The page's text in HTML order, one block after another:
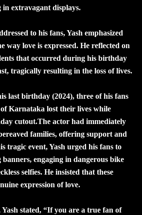
extravagant displays.
to his fans, Yash emphasized
way love is expressed. He reflected on
that occurred during his birthday
tragically resulting in the loss of lives.
last birthday (2024), three of his fans
Karnataka lost their lives while
cutout.The actor had immediately
families, offering support and
tragic event, Yash urged his fans to
engaging in dangerous bike
selfies. He insisted that these
expression of love.
stated, “If you are a true fan of